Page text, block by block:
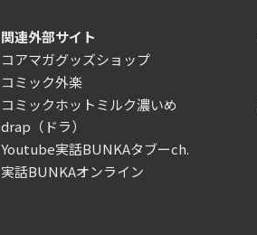
関連外部サイト
コアマガグッズショップ
コミック外楽
コミックホットミルク濃いめ
drap（ドラ）
Youtube実話BUNKAタブーch.
実話BUNKAオンライン